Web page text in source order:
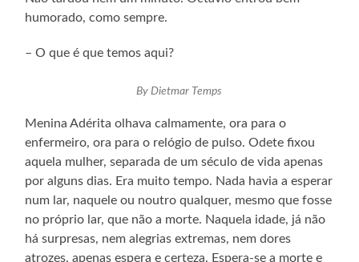
humorado, como sempre.
– O que é que temos aqui?
By Dietmar Temps
Menina Adérita olhava calmamente, ora para o
enfermeiro, ora para o relógio de pulso. Odete fixou
aquela mulher, separada de um século de vida apenas
por alguns dias. Era muito tempo. Nada havia a esperar
num lar, naquele ou noutro qualquer, mesmo que fosse
no próprio lar, que não a morte. Naquela idade, já não
há surpresas, nem alegrias extremas, nem dores
atrozes, apenas espera e certeza. Espera-se a morte e